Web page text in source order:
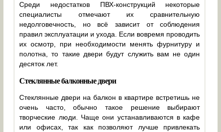
Среди недостатков ПВХ-конструкций некоторые
специалисты отмечают их сравнительную
недолговечность, но всё зависит от соблюдения
правил эксплуатации и ухода. Если вовремя проводить
их осмотр, при необходимости менять фурнитуру и
полотна, то такие двери будут служить вам не один
десяток лет.
Стеклянные балконные двери
Стеклянные двери на балкон в квартире встретишь не
очень часто, обычно такое решение выбирают
творческие люди. Чаще они устанавливаются в кафе
или офисах, так как позволяют лучше привлекать